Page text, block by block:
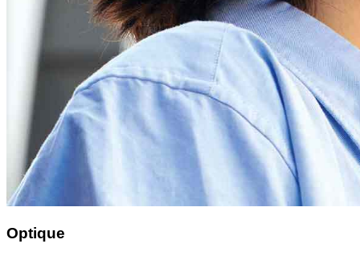
Optique